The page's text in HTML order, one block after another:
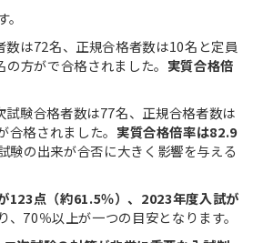
は72名、正規合格者数は10名と定員
方がで合格されました。 実質合格倍
験合格者数は77名、正規合格者数は
格されました。 実質合格倍率は82.9
験の出来が合否に大きく影響を与える
123点（約61.5％）、2023年度入試が
、70％以上が一つの目安となります。